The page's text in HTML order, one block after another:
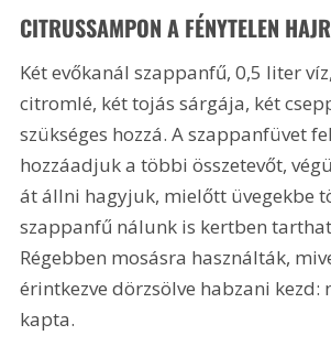
CITRUSSAMPON A FÉNYTELEN
Két evőkanál szappanfű, 0,5 liter
citromlé, két tojás sárgája, két
szükséges hozzá. A szappanfüvet
hozzáadjuk a többi összetevőt,
át állni hagyjuk, mielőtt üvegekbe
szappanfű nálunk is kertben
Régebben mosásra használták,
érintkezve dörzsölve habzani kezd:
kapta.